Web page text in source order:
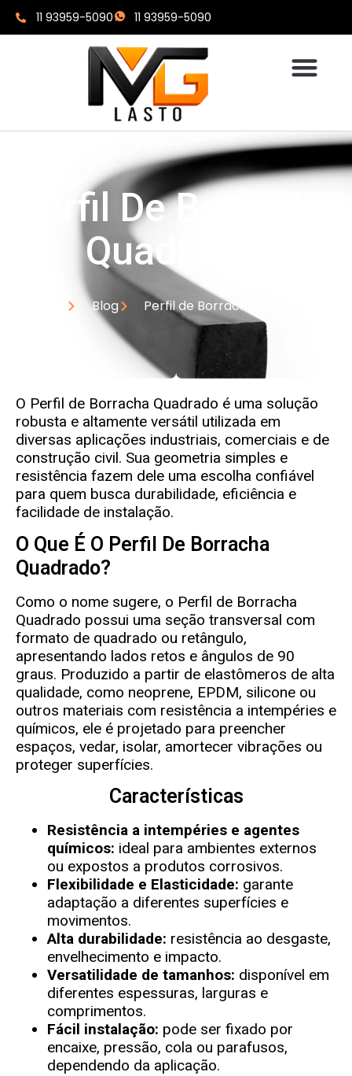
11 93959-5090 11 93959-5090
Perfil De Borracha
Quadrado:
Blog Perfil de Borracha Quadrado:
O Perfil de Borracha Quadrado é uma solução
robusta e altamente versátil utilizada em
diversas aplicações industriais, comerciais e de
construção civil. Sua geometria simples e
resistência fazem dele uma escolha confiável
para quem busca durabilidade, eficiência e
facilidade de instalação.
O Que É O Perfil De Borracha
Quadrado?
Como o nome sugere, o Perfil de Borracha
Quadrado possui uma seção transversal com
formato de quadrado ou retângulo,
apresentando lados retos e ângulos de 90
graus. Produzido a partir de elastômeros de alta
qualidade, como neoprene, EPDM, silicone ou
outros materiais com resistência a intempéries e
químicos, ele é projetado para preencher
espaços, vedar, isolar, amortecer vibrações ou
proteger superfícies.
Características
Resistência a intempéries e agentes
químicos: ideal para ambientes externos
ou expostos a produtos corrosivos.
Flexibilidade e Elasticidade: garante
adaptação a diferentes superfícies e
movimentos.
Alta durabilidade: resistência ao desgaste,
envelhecimento e impacto.
Versatilidade de tamanhos: disponível em
diferentes espessuras, larguras e
comprimentos.
Fácil instalação: pode ser fixado por
encaixe, pressão, cola ou parafusos,
dependendo da aplicação.